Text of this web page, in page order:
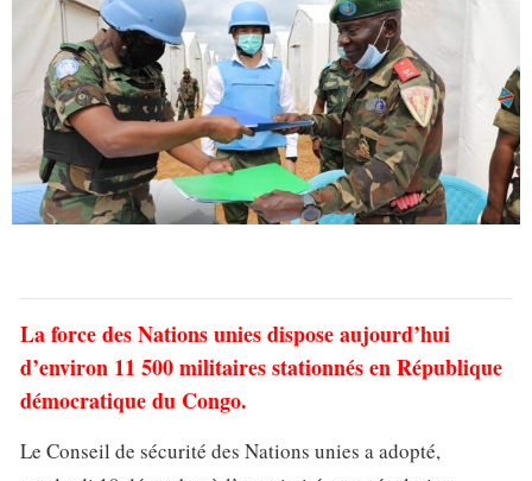
La force des Nations unies dispose aujourd’hui
d’environ 11 500 militaires stationnés en République
démocratique du Congo.
Le Conseil de sécurité des Nations unies a adopté,